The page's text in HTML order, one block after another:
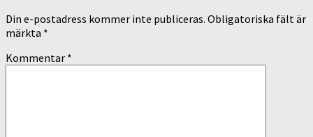
Din e-postadress kommer inte publiceras. Obligatoriska fält är
märkta *
Kommentar *